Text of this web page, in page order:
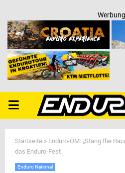
Werbung
PRIMARY
MENU
Startseite » Enduro-ÖM: „Stang the
das Enduro-Fest
Enduro National